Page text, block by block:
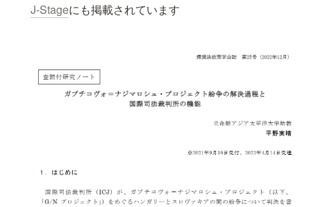
J-Stageにも掲載されています